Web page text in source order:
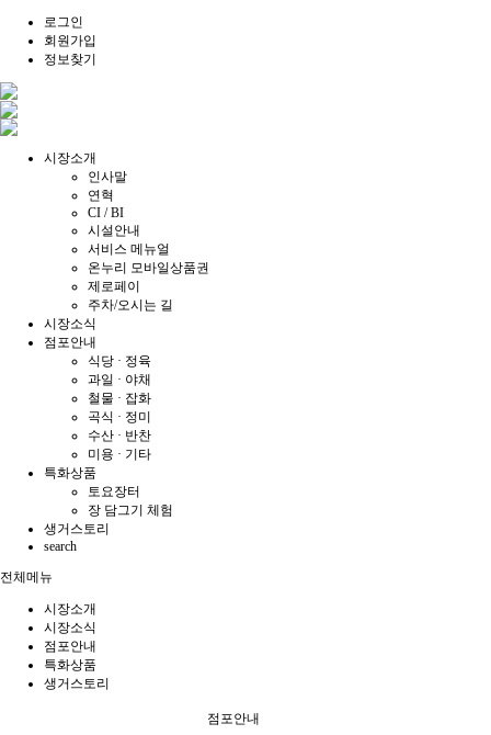
로그인
회원가입
정보찾기
시장소개
인사말
연혁
CI / BI
시설안내
서비스 메뉴얼
온누리 모바일상품권
제로페이
주차/오시는 길
시장소식
점포안내
식당 · 정육
과일 · 야채
철물 · 잡화
곡식 · 정미
수산 · 반찬
미용 · 기타
특화상품
토요장터
장 담그기 체험
생거스토리
search
전체메뉴
시장소개
시장소식
점포안내
특화상품
생거스토리
점포안내